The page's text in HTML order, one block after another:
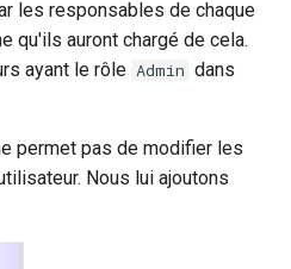
les responsables de chaque
qu'ils auront chargé de cela.
ayant le rôle Admin dans
permet pas de modifier les
Nous lui ajoutons